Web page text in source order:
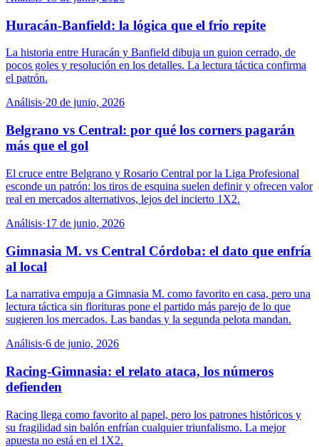
Huracán-Banfield: la lógica que el frío repite
La historia entre Huracán y Banfield dibuja un guion cerrado, de
pocos goles y resolución en los detalles. La lectura táctica confirma
el patrón.
Análisis·20 de junio, 2026
Belgrano vs Central: por qué los corners pagarán
más que el gol
El cruce entre Belgrano y Rosario Central por la Liga Profesional
esconde un patrón: los tiros de esquina suelen definir y ofrecen valor
real en mercados alternativos, lejos del incierto 1X2.
Análisis·17 de junio, 2026
Gimnasia M. vs Central Córdoba: el dato que enfría
al local
La narrativa empuja a Gimnasia M. como favorito en casa, pero una
lectura táctica sin florituras pone el partido más parejo de lo que
sugieren los mercados. Las bandas y la segunda pelota mandan.
Análisis·6 de junio, 2026
Racing-Gimnasia: el relato ataca, los números
defienden
Racing llega como favorito al papel, pero los patrones históricos y
su fragilidad sin balón enfrían cualquier triunfalismo. La mejor
apuesta no está en el 1X2.